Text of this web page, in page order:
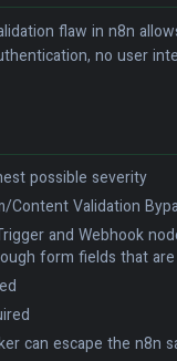
flaw in n8n
no user
possible severity
Content Validation
and Webhook
form fields that
can escape the n8n